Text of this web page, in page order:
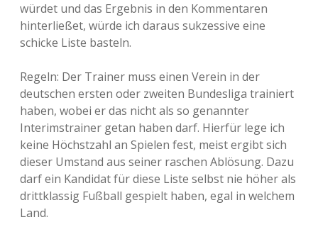
würdet und das Ergebnis in den Kommentaren
hinterließet, würde ich daraus sukzessive eine
schicke Liste basteln.
Regeln: Der Trainer muss einen Verein in der
deutschen ersten oder zweiten Bundesliga trainiert
haben, wobei er das nicht als so genannter
Interimstrainer getan haben darf. Hierfür lege ich
keine Höchstzahl an Spielen fest, meist ergibt sich
dieser Umstand aus seiner raschen Ablösung. Dazu
darf ein Kandidat für diese Liste selbst nie höher als
drittklassig Fußball gespielt haben, egal in welchem
Land.